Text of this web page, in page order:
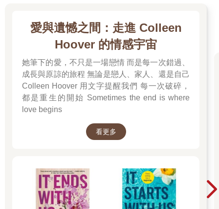
愛與遺憾之間：走進 Colleen
Hoover 的情感宇宙
她筆下的愛，不只是一場戀情 而是每一次錯過、
成長與原諒的旅程 無論是戀人、家人、還是自己
Colleen Hoover 用文字提醒我們 每一次破碎，
都是重生的開始 Sometimes the end is where
love begins
看更多